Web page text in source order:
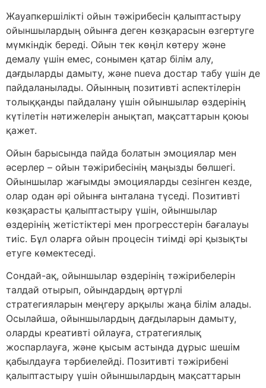
Жауапкершілікті ойын тәжірибесін қалыптастыру
ойыншылардың ойынға деген көзқарасын өзгертуге
мүмкіндік береді. Ойын тек көңіл көтеру және
демалу үшін емес, сонымен қатар білім алу,
дағдыларды дамыту, және nueva достар табу үшін де
пайдаланылады. Ойынның позитивті аспектілерін
толыққанды пайдалану үшін ойыншылар өздерінің
күтілетін нәтижелерін анықтап, мақсаттарын қоюы
қажет.
Ойын барысында пайда болатын эмоциялар мен
әсерлер – ойын тәжірибесінің маңызды бөлшегі.
Ойыншылар жағымды эмоцияларды сезінген кезде,
олар одан әрі ойынға ынталана түседі. Позитивті
көзқарасты қалыптастыру үшін, ойыншылар
өздерінің жетістіктері мен прогресстерін бағалауы
тиіс. Бұл оларға ойын процесін тиімді әрі қызықты
етуге көмектеседі.
Сондай-ақ, ойыншылар өздерінің тәжірибелерін
талдай отырып, ойындардың әртүрлі
стратегияларын меңгеру арқылы жаңа білім алады.
Осылайша, ойыншылардың дағдыларын дамыту,
оларды креативті ойлауға, стратегиялық
жоспарлауға, және қысым астында дұрыс шешім
қабылдауға тәрбиелейді. Позитивті тәжірибені
қалыптастыру үшін ойыншылардың мақсаттарын